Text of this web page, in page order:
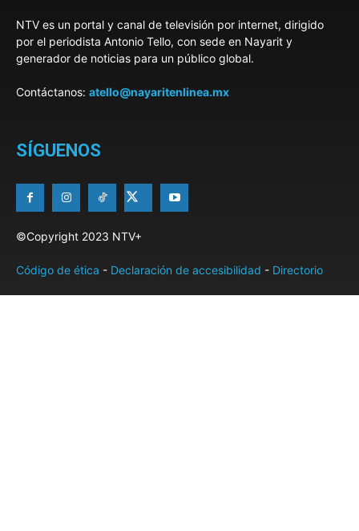
NTV es un portal y canal de televisión por internet, dirigido
por el periodista Antonio Tello, con sede en Nayarit y
generador de noticias para un público global.
Contáctanos: atello@nayaritenlinea.mx
SÍGUENOS
©Copyright 2023 NTV+
Código de ética - Declaración de accesibilidad - Directorio